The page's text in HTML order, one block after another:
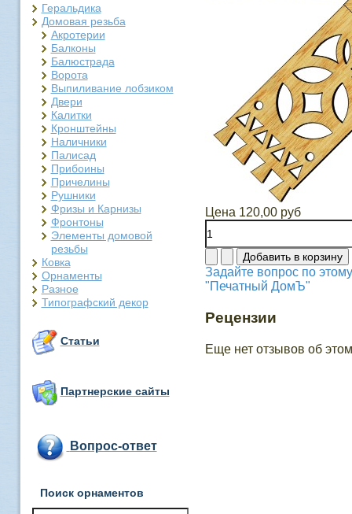
Геральдика
Домовая резьба
Акротерии
Балконы
Балюстрада
Ворота
Выпиливание лобзиком
Двери
Калитки
Кронштейны
Наличники
Палисад
Прибоины
Причелины
Рушники
Фризы и Карнизы
Фронтоны
Элементы домовой
резьбы
Ковка
Орнаменты
Разное
Типографский декор
Статьи
Партнерские сайты
Вопрос-ответ
Поиск орнаментов
Цена 120,00 руб
Задайте вопрос по
"Печатный ДомЪ"
Рецензии
Еще нет отзывов об